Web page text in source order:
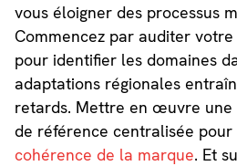
vous éloigner des processus
Commencez par auditer
pour identifier les domaines
adaptations régionales
retards. Mettre en œuvre une
de référence centralisée pour
cohérence de la marque. Et